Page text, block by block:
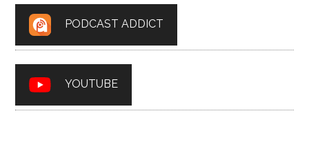
PODCAST ADDICT
YOUTUBE